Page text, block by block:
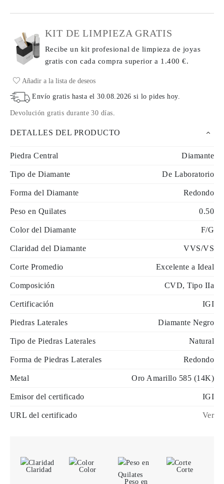
KIT DE LIMPIEZA GRATIS
Recibe un kit profesional de limpieza de joyas
gratis con cada comprasuperior a 1.400 €.
Añadir a la lista de deseos
Envío gratis hasta el30.08.2026 si lo pides hoy.
Devolución gratis durante 30 días
DETALLES DEL PRODUCTO
Piedra Central Diamante
Tipo de Diamante De Laboratorio
Forma del Diamante Redondo
Peso en Quilates 0.50
Color del Diamante F/G
Claridad del Diamante VVS/VS
Corte Promedio Excelente a Ideal
Composición CVD, Tipo IIa
Certificación IGI
Piedras Laterales Diamante Negro
Tipo de Piedras Laterales Natural
Forma de Piedras Laterales Redondo
Metal Oro Amarillo 585 (14K)
Emisor del certificado IGI
URL del certificado Ver
Claridad
Color
Peso en
Corte